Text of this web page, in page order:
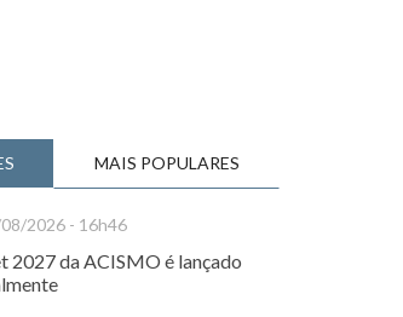
MAIS POPULARES
2026 - 16h46
2027 da ACISMO é lançado